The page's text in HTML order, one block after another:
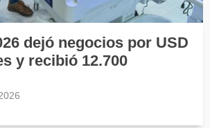
dejó negocios por USD
y recibió 12.700